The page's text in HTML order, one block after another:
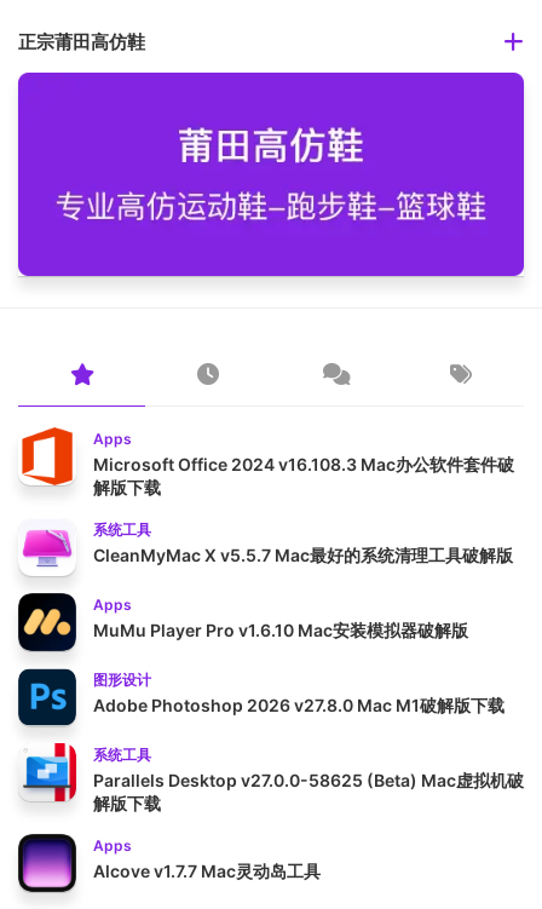
正宗莆田高仿鞋
Apps
Microsoft Office 2024 v16.108.3 Mac办公软件套件破
解版下载
系统工具
CleanMyMac X v5.5.7 Mac最好的系统清理工具破解版
Apps
MuMu Player Pro v1.6.10 Mac安装模拟器破解版
图形设计
Adobe Photoshop 2026 v27.8.0 Mac M1破解版下载
系统工具
Parallels Desktop v27.0.0-58625 (Beta) Mac虚拟机破
解版下载
Apps
Alcove v1.7.7 Mac灵动岛工具